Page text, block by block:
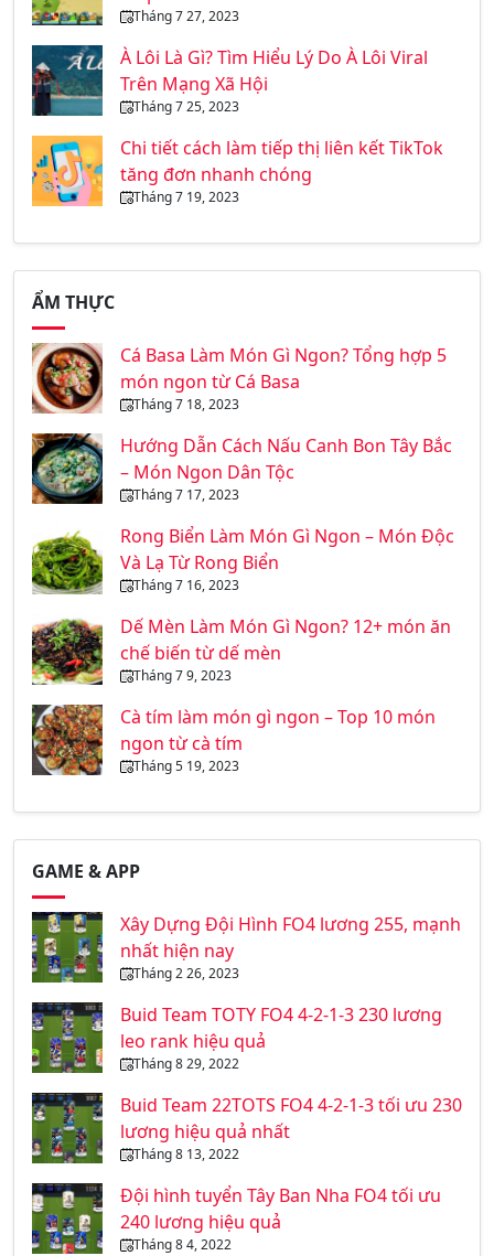
Tháng 7 27, 2023
À Lôi Là Gì? Tìm Hiểu Lý Do À Lôi Viral
Trên Mạng Xã Hội
Tháng 7 25, 2023
Chi tiết cách làm tiếp thị liên kết TikTok
tăng đơn nhanh chóng
Tháng 7 19, 2023
ẨM THỰC
Cá Basa Làm Món Gì Ngon? Tổng hợp 5
món ngon từ Cá Basa
Tháng 7 18, 2023
Hướng Dẫn Cách Nấu Canh Bon Tây Bắc
– Món Ngon Dân Tộc
Tháng 7 17, 2023
Rong Biển Làm Món Gì Ngon – Món Độc
Và Lạ Từ Rong Biển
Tháng 7 16, 2023
Dế Mèn Làm Món Gì Ngon? 12+ món ăn
chế biến từ dế mèn
Tháng 7 9, 2023
Cà tím làm món gì ngon – Top 10 món
ngon từ cà tím
Tháng 5 19, 2023
GAME & APP
Xây Dựng Đội Hình FO4 lương 255, mạnh
nhất hiện nay
Tháng 2 26, 2023
Buid Team TOTY FO4 4-2-1-3 230 lương
leo rank hiệu quả
Tháng 8 29, 2022
Buid Team 22TOTS FO4 4-2-1-3 tối ưu 230
lương hiệu quả nhất
Tháng 8 13, 2022
Đội hình tuyển Tây Ban Nha FO4 tối ưu
240 lương hiệu quả
Tháng 8 4, 2022